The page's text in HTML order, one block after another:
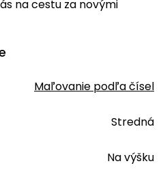
na cestu za novými
Maľovanie podľa čísel
Stredná
Na výšku